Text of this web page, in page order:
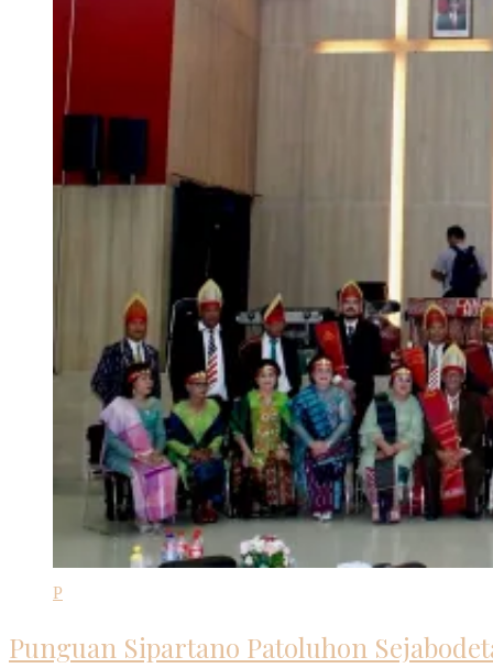
P
Punguan Sipartano Patoluhon